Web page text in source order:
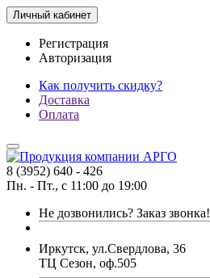
Личный кабинет
Регистрация
Авторизация
Как получить скидку?
Доставка
Оплата
8 (3952) 640 - 426
Пн. - Пт., с 11:00 до 19:00
Не дозвонились? Заказ звонка!
Иркутск, ул.Свердлова, 36
ТЦ Сезон, оф.505